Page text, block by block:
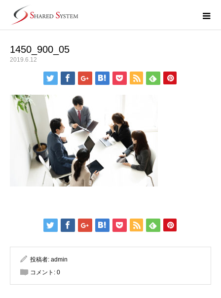
1450_900_05
2019.6.12
投稿者: admin
コメント: 0